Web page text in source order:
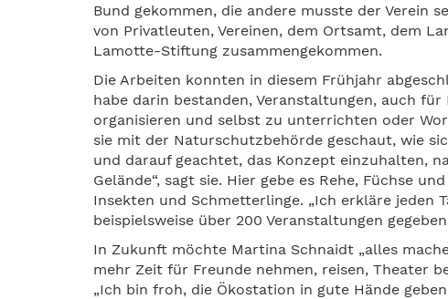
Bund gekommen, die andere musste der Verein
von Privatleuten, Vereinen, dem Ortsamt, dem
Lamotte-Stiftung zusammengekommen.
Die Arbeiten konnten in diesem Frühjahr
habe darin bestanden, Veranstaltungen, auch
organisieren und selbst zu unterrichten oder
sie mit der Naturschutzbehörde geschaut, wie
und darauf geachtet, das Konzept einzuhalten,
Gelände“, sagt sie. Hier gebe es Rehe, Füchse
Insekten und Schmetterlinge. „Ich erkläre jeden
beispielsweise über 200 Veranstaltungen
In Zukunft möchte Martina Schnaidt „alles
mehr Zeit für Freunde nehmen, reisen, Theater
„Ich bin froh, die Ökostation in gute Hände